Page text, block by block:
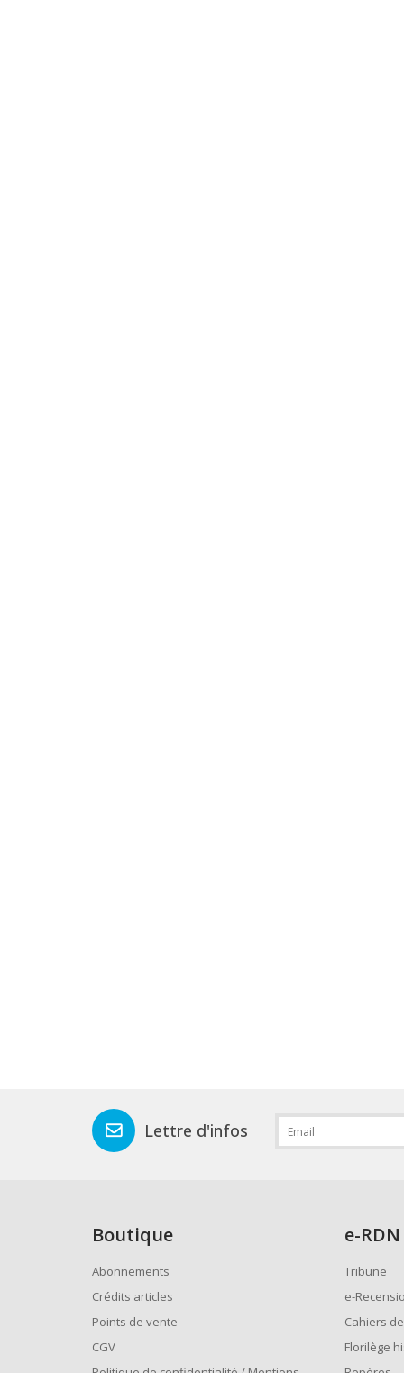
Lettre d'infos
Boutique
Abonnements
Crédits articles
Points de vente
CGV
e-RDN
Tribune
e-
Cahiers
Florilège